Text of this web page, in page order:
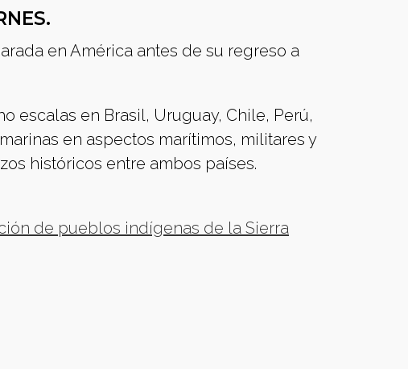
en América antes de su regreso a
escalas en Brasil, Uruguay, Chile, Perú,
en aspectos marítimos, militares y
históricos entre ambos países.
de pueblos indígenas de la Sierra